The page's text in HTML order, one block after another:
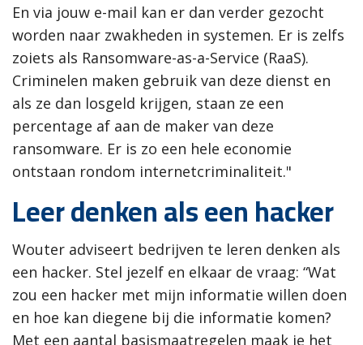
En via jouw e-mail kan er dan verder gezocht
worden naar zwakheden in systemen. Er is zelfs
zoiets als Ransomware-as-a-Service (RaaS).
Criminelen maken gebruik van deze dienst en
als ze dan losgeld krijgen, staan ze een
percentage af aan de maker van deze
ransomware. Er is zo een hele economie
ontstaan rondom internetcriminaliteit."
Leer denken als een hacker
Wouter adviseert bedrijven te leren denken als
een hacker. Stel jezelf en elkaar de vraag: “Wat
zou een hacker met mijn informatie willen doen
en hoe kan diegene bij die informatie komen?
Met een aantal basismaatregelen maak je het